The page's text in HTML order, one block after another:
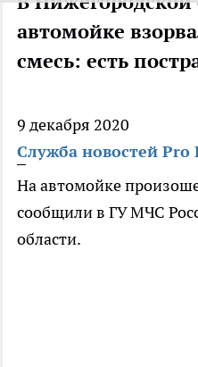
автомойке
смесь: есть
9 декабря 2020
Служба новостей Pro
На автомойке
сообщили в ГУ МЧС
области.